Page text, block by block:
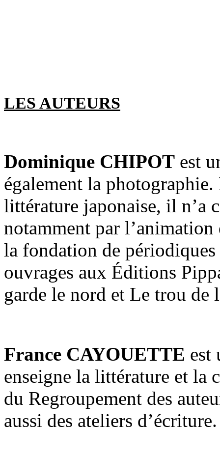
LES AUTEURS
Dominique CHIPOT est
également la
littérature japonaise, il n’a
notamment par
la fondation de
ouvrages aux Éditions
garde le nord et Le trou de
France CAYOUETTE est
enseigne la littérature et la
du Regroupement des
aussi des ateliers d’écriture.